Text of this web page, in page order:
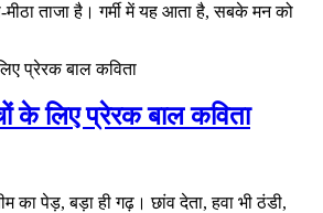
ताजा है। गर्मी में यह आता है, सबके मन को
के लिए प्रेरक बाल कविता
का पेड़, बड़ा ही गढ़। छांव देता, हवा भी ठंडी,